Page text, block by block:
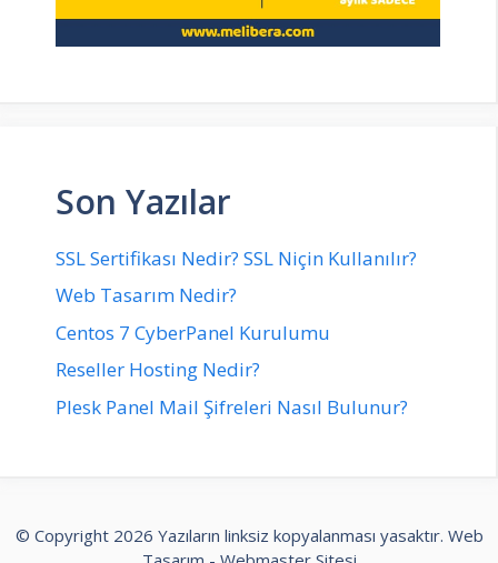
Son Yazılar
SSL Sertifikası Nedir? SSL Niçin Kullanılır?
Web Tasarım Nedir?
Centos 7 CyberPanel Kurulumu
Reseller Hosting Nedir?
Plesk Panel Mail Şifreleri Nasıl Bulunur?
© Copyright 2026 Yazıların linksiz kopyalanması yasaktır. Web